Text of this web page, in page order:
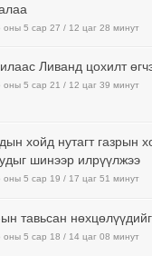
оны 5 сар 27 / 12 цаг 28 минут
Ливанд цохилт
оны 5 сар 21 / 12 цаг 39 минут
хойд нутагт газрын
шинээр илрүүлжээ
оны 5 сар 19 / 17 цаг 51 минут
тавьсан
оны 5 сар 18 / 14 цаг 08 минут